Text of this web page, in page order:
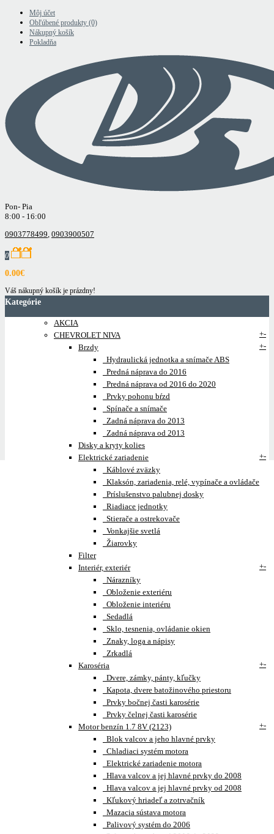
Môj účet
Obľúbené produkty (0)
Nákupný košík
Pokladňa
Pon- Pia
8:00 - 16:00
0903778499, 0903900507
0
0.00€
Váš nákupný košík je prázdny!
Kategórie
AKCIA
CHEVROLET NIVA
+-
Brzdy
+-
Hydraulická jednotka a snímače ABS
Predná náprava do 2016
Predná náprava od 2016 do 2020
Prvky pohonu bŕzd
Spínače a snímače
Zadná náprava do 2013
Zadná náprava od 2013
Disky a kryty kolies
Elektrické zariadenie
+-
Káblové zväzky
Klaksón, zariadenia, relé, vypínače a ovládače
Príslušenstvo palubnej dosky
Riadiace jednotky
Stierače a ostrekovače
Vonkajšie svetlá
Žiarovky
Filter
Interiér, exteriér
+-
Nárazníky
Obloženie exteriéru
Obloženie interiéru
Sedadlá
Sklo, tesnenia, ovládanie okien
Znaky, loga a nápisy
Zrkadlá
Karoséria
+-
Dvere, zámky, pánty, kľučky
Kapota, dvere batožinového priestoru
Prvky bočnej časti karosérie
Prvky čelnej časti karosérie
Motor benzín 1.7 8V (2123)
+-
Blok valcov a jeho hlavné prvky
Chladiaci systém motora
Elektrické zariadenie motora
Hlava valcov a jej hlavné prvky do 2008
Hlava valcov a jej hlavné prvky od 2008
Kľukový hriadeľ a zotrvačník
Mazacia sústava motora
Palivový systém do 2006